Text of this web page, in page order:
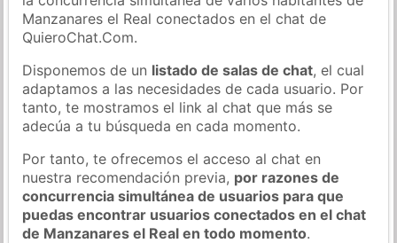
Manzanares el Real conectados en el chat de
QuieroChat.Com.
Disponemos de un listado de salas de chat, el cual
adaptamos a las necesidades de cada usuario. Por
tanto, te mostramos el link al chat que más se
adecúa a tu búsqueda en cada momento.
Por tanto, te ofrecemos el acceso al chat en
nuestra recomendación previa, por razones de
concurrencia simultánea de usuarios para que
puedas encontrar usuarios conectados en el chat
de Manzanares el Real en todo momento.